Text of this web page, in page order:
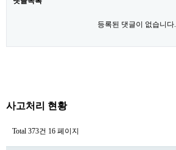
등록된 댓글이 없습니다.
사고처리 현황
Total 373건 16 페이지